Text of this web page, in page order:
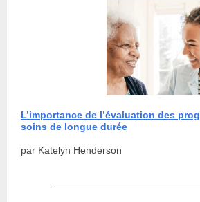
L’importance de l’évaluation des
soins de longue durée
par Katelyn Henderson